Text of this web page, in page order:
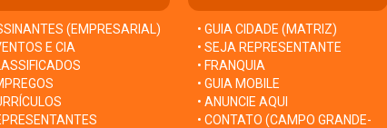
(EMPRESARIAL)
E CIA
• GUIA CIDADE (MATRIZ)
• SEJA REPRESENTANTE
• FRANQUIA
• GUIA MOBILE
• ANUNCIE AQUI
• CONTATO (CAMPO GRANDE-